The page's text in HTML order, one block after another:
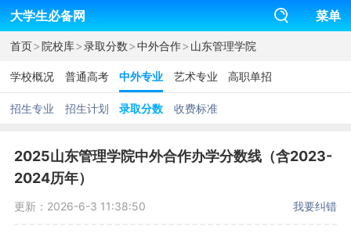
大学生必备网 菜单
首页>院校库>录取分数>中外合作>山东管理学院
学校概况 普通高考 中外专业 艺术专业 高职单招
招生专业 招生计划 录取分数 收费标准
2025山东管理学院中外合作办学分数线（含2023-
2024历年）
更新：2026-6-3 11:38:50 我要纠错